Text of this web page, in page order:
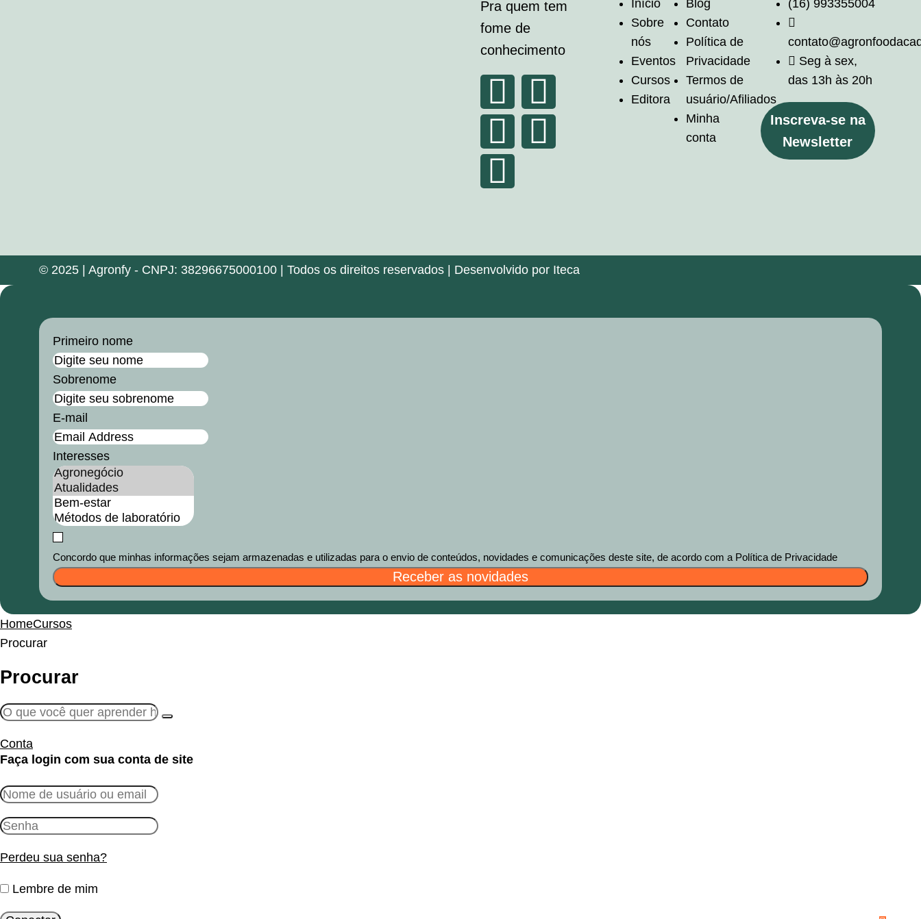
Pra quem tem
fome de
conhecimento
Início
Sobre
nós
Eventos
Cursos
Editora
Blog
Contato
Política de
Privacidade
Termos de
usuário/Afiliados
Minha
conta
(16) 993355004
Seg à sex,
das 13h às 20h
Inscreva-se na
Newsletter
© 2025 | Agronfy - CNPJ: 38296675000100 | Todos os direitos reservados | Desenvolvido por Iteca
Primeiro nome
Sobrenome
E-mail
Interesses
Concordo que minhas informações sejam armazenadas e utilizadas para o envio de conteúdos, novidades e comunicações deste site, de acordo com a Política de Privacidade
Receber as novidades
HomeCursos
Procurar
Procurar
Conta
Faça login com sua conta de site
Perdeu sua senha?
Lembre de mim